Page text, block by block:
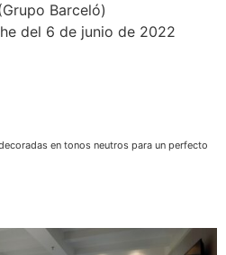
Barceló)
del 6 de junio de 2022
en tonos neutros para un perfecto